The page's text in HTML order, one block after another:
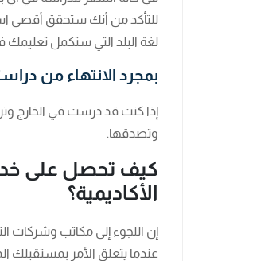
للتأكد من أنك ستحقق أقصى
لغة البلد التي ستكمل تعليمك
بمجرد الانتهاء من
إذا كنت قد درست في الخارج
وتصدقها.
كيف تحصل على
الأكاديمية؟
إن اللجوء إلى مكاتب وشركات
عندما يتعلق الأمر بمستقبلك